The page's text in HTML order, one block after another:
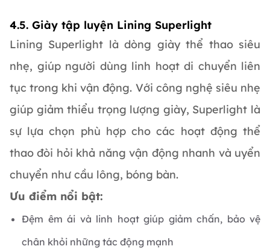
4.5. Giày tập luyện Lining Superlight
Lining Superlight là dòng giày thể thao siêu
nhẹ, giúp người dùng linh hoạt di chuyển liên
tục trong khi vận động. Với công nghệ siêu nhẹ
giúp giảm thiểu trọng lượng giày, Superlight là
sự lựa chọn phù hợp cho các hoạt động thể
thao đòi hỏi khả năng vận động nhanh và uyển
chuyển như cầu lông, bóng bàn.
Ưu điểm nổi bật:
Đệm êm ái và linh hoạt giúp giảm chấn, bảo vệ
chân khỏi những tác động mạnh